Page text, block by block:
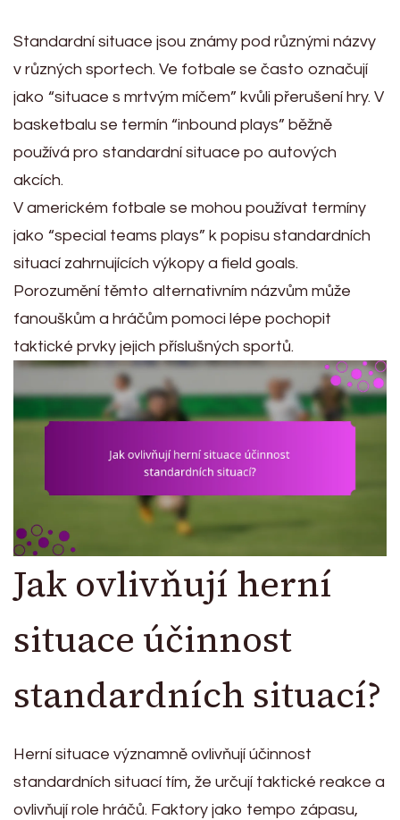
Standardní situace jsou známy pod různými názvy
v různých sportech. Ve fotbale se často označují
jako “situace s mrtvým míčem” kvůli přerušení hry. V
basketbalu se termín “inbound plays” běžně
používá pro standardní situace po autových
akcích.
V americkém fotbale se mohou používat termíny
jako “special teams plays” k popisu standardních
situací zahrnujících výkopy a field goals.
Porozumění těmto alternativním názvům může
fanouškům a hráčům pomoci lépe pochopit
taktické prvky jejich příslušných sportů.
Jak ovlivňují herní
situace účinnost
standardních situací?
Herní situace významně ovlivňují účinnost
standardních situací tím, že určují taktické reakce a
ovlivňují role hráčů. Faktory jako tempo zápasu,